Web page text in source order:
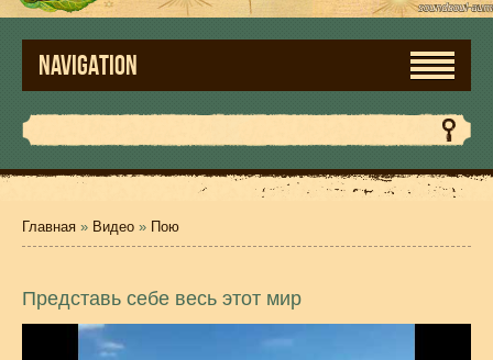
NAVIGATION
Главная » Видео » Пою
Представь себе весь этот мир